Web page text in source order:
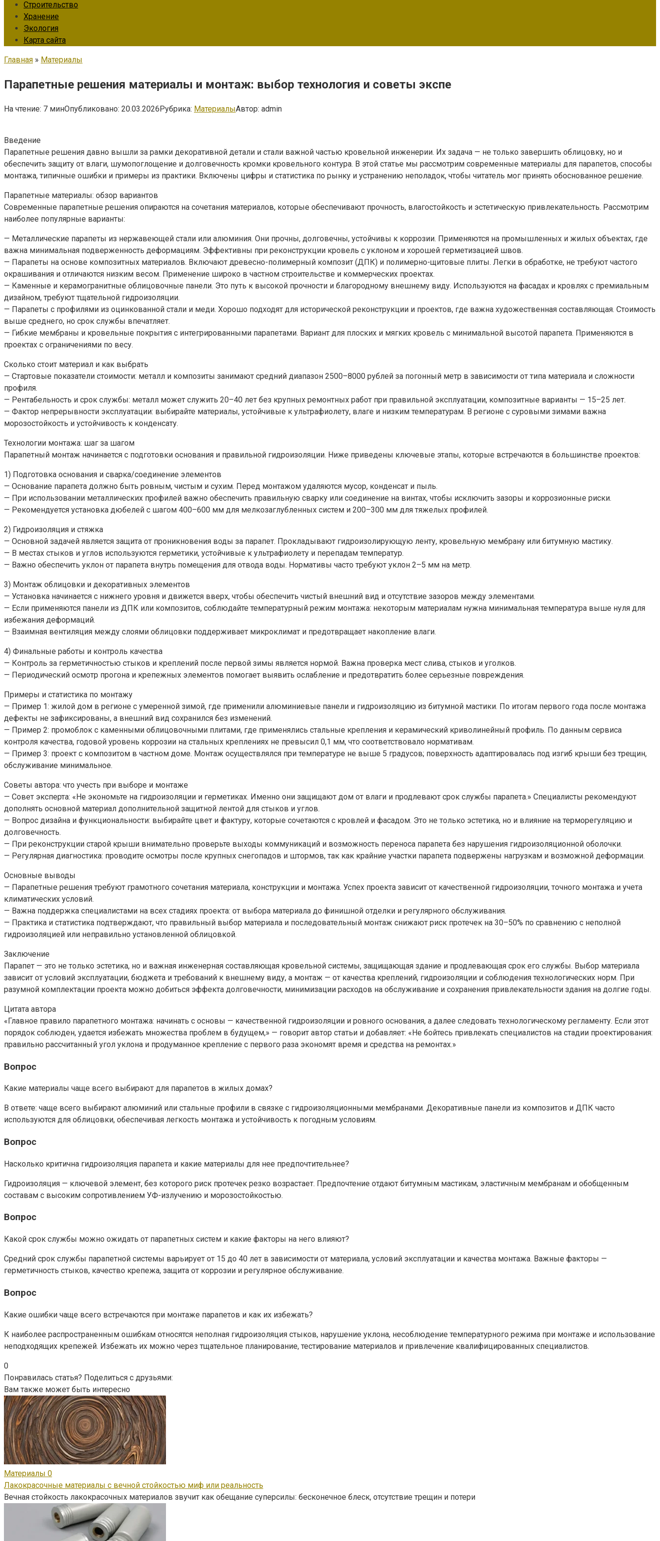
Строительство
Хранение
Экология
Карта сайта
Главная » Материалы
Парапетные решения материалы и монтаж: выбор технология и советы экспе
На чтение: 7 минОпубликовано: 20.03.2026Рубрика: МатериалыАвтор: admin
Введение
Парапетные решения давно вышли за рамки декоративной детали и стали важной частью кровельной инженерии. Их задача — не только завершить облицовку, но и
обеспечить защиту от влаги, шумопоглощение и долговечность кромки кровельного контура. В этой статье мы рассмотрим современные материалы для парапетов, способы
монтажа, типичные ошибки и примеры из практики. Включены цифры и статистика по рынку и устранению неполадок, чтобы читатель мог принять обоснованное решение.
Парапетные материалы: обзор вариантов
Современные парапетные решения опираются на сочетания материалов, которые обеспечивают прочность, влагостойкость и эстетическую привлекательность. Рассмотрим
наиболее популярные варианты:
— Металлические парапеты из нержавеющей стали или алюминия. Они прочны, долговечны, устойчивы к коррозии. Применяются на промышленных и жилых объектах, где
важна минимальная подверженность деформациям. Эффективны при реконструкции кровель с уклоном и хорошей герметизацией швов.
— Парапеты на основе композитных материалов. Включают древесно-полимерный композит (ДПК) и полимерно-щитовые плиты. Легки в обработке, не требуют частого
окрашивания и отличаются низким весом. Применение широко в частном строительстве и коммерческих проектах.
— Каменные и керамогранитные облицовочные панели. Это путь к высокой прочности и благородному внешнему виду. Используются на фасадах и кровлях с премиальным
дизайном, требуют тщательной гидроизоляции.
— Парапеты с профилями из оцинкованной стали и меди. Хорошо подходят для исторической реконструкции и проектов, где важна художественная составляющая. Стоимость
выше среднего, но срок службы впечатляет.
— Гибкие мембраны и кровельные покрытия с интегрированными парапетами. Вариант для плоских и мягких кровель с минимальной высотой парапета. Применяются в
проектах с ограничениями по весу.
Сколько стоит материал и как выбрать
— Стартовые показатели стоимости: металл и композиты занимают средний диапазон 2500–8000 рублей за погонный метр в зависимости от типа материала и сложности
профиля.
— Рентабельность и срок службы: металл может служить 20–40 лет без крупных ремонтных работ при правильной эксплуатации, композитные варианты — 15–25 лет.
— Фактор непрерывности эксплуатации: выбирайте материалы, устойчивые к ультрафиолету, влаге и низким температурам. В регионе с суровыми зимами важна
морозостойкость и устойчивость к конденсату.
Технологии монтажа: шаг за шагом
Парапетный монтаж начинается с подготовки основания и правильной гидроизоляции. Ниже приведены ключевые этапы, которые встречаются в большинстве проектов:
1) Подготовка основания и сварка/соединение элементов
— Основание парапета должно быть ровным, чистым и сухим. Перед монтажом удаляются мусор, конденсат и пыль.
— При использовании металлических профилей важно обеспечить правильную сварку или соединение на винтах, чтобы исключить зазоры и коррозионные риски.
— Рекомендуется установка дюбелей с шагом 400–600 мм для мелкозаглубленных систем и 200–300 мм для тяжелых профилей.
2) Гидроизоляция и стяжка
— Основной задачей является защита от проникновения воды за парапет. Прокладывают гидроизолирующую ленту, кровельную мембрану или битумную мастику.
— В местах стыков и углов используются герметики, устойчивые к ультрафиолету и перепадам температур.
— Важно обеспечить уклон от парапета внутрь помещения для отвода воды. Нормативы часто требуют уклон 2–5 мм на метр.
3) Монтаж облицовки и декоративных элементов
— Установка начинается с нижнего уровня и движется вверх, чтобы обеспечить чистый внешний вид и отсутствие зазоров между элементами.
— Если применяются панели из ДПК или композитов, соблюдайте температурный режим монтажа: некоторым материалам нужна минимальная температура выше нуля для
избежания деформаций.
— Взаимная вентиляция между слоями облицовки поддерживает микроклимат и предотвращает накопление влаги.
4) Финальные работы и контроль качества
— Контроль за герметичностью стыков и креплений после первой зимы является нормой. Важна проверка мест слива, стыков и уголков.
— Периодический осмотр прогона и крепежных элементов помогает выявить ослабление и предотвратить более серьезные повреждения.
Примеры и статистика по монтажу
— Пример 1: жилой дом в регионе с умеренной зимой, где применили алюминиевые панели и гидроизоляцию из битумной мастики. По итогам первого года после монтажа
дефекты не зафиксированы, а внешний вид сохранился без изменений.
— Пример 2: промоблок с каменными облицовочными плитами, где применялись стальные крепления и керамический криволинейный профиль. По данным сервиса
контроля качества, годовой уровень коррозии на стальных креплениях не превысил 0,1 мм, что соответствовало нормативам.
— Пример 3: проект с композитом в частном доме. Монтаж осуществлялся при температуре не выше 5 градусов; поверхность адаптировалась под изгиб крыши без трещин,
обслуживание минимальное.
Советы автора: что учесть при выборе и монтаже
— Совет эксперта: «Не экономьте на гидроизоляции и герметиках. Именно они защищают дом от влаги и продлевают срок службы парапета.» Специалисты рекомендуют
дополнять основной материал дополнительной защитной лентой для стыков и углов.
— Вопрос дизайна и функциональности: выбирайте цвет и фактуру, которые сочетаются с кровлей и фасадом. Это не только эстетика, но и влияние на терморегуляцию и
долговечность.
— При реконструкции старой крыши внимательно проверьте выходы коммуникаций и возможность переноса парапета без нарушения гидроизоляционной оболочки.
— Регулярная диагностика: проводите осмотры после крупных снегопадов и штормов, так как крайние участки парапета подвержены нагрузкам и возможной деформации.
Основные выводы
— Парапетные решения требуют грамотного сочетания материала, конструкции и монтажа. Успех проекта зависит от качественной гидроизоляции, точного монтажа и учета
климатических условий.
— Важна поддержка специалистами на всех стадиях проекта: от выбора материала до финишной отделки и регулярного обслуживания.
— Практика и статистика подтверждают, что правильный выбор материала и последовательный монтаж снижают риск протечек на 30–50% по сравнению с неполной
гидроизоляцией или неправильно установленной облицовкой.
Заключение
Парапет — это не только эстетика, но и важная инженерная составляющая кровельной системы, защищающая здание и продлевающая срок его службы. Выбор материала
зависит от условий эксплуатации, бюджета и требований к внешнему виду, а монтаж — от качества креплений, гидроизоляции и соблюдения технологических норм. При
разумной комплектации проекта можно добиться эффекта долговечности, минимизации расходов на обслуживание и сохранения привлекательности здания на долгие годы.
Цитата автора
«Главное правило парапетного монтажа: начинать с основы — качественной гидроизоляции и ровного основания, а далее следовать технологическому регламенту. Если этот
порядок соблюден, удается избежать множества проблем в будущем,» — говорит автор статьи и добавляет: «Не бойтесь привлекать специалистов на стадии проектирования:
правильно рассчитанный угол уклона и продуманное крепление с первого раза экономят время и средства на ремонтах.»
Вопрос
Какие материалы чаще всего выбирают для парапетов в жилых домах?
В ответе: чаще всего выбирают алюминий или стальные профили в связке с гидроизоляционными мембранами. Декоративные панели из композитов и ДПК часто
используются для облицовки, обеспечивая легкость монтажа и устойчивость к погодным условиям.
Вопрос
Насколько критична гидроизоляция парапета и какие материалы для нее предпочтительнее?
Гидроизоляция — ключевой элемент, без которого риск протечек резко возрастает. Предпочтение отдают битумным мастикам, эластичным мембранам и обобщенным
составам с высоким сопротивлением УФ-излучению и морозостойкостью.
Вопрос
Какой срок службы можно ожидать от парапетных систем и какие факторы на него влияют?
Средний срок службы парапетной системы варьирует от 15 до 40 лет в зависимости от материала, условий эксплуатации и качества монтажа. Важные факторы —
герметичность стыков, качество крепежа, защита от коррозии и регулярное обслуживание.
Вопрос
Какие ошибки чаще всего встречаются при монтаже парапетов и как их избежать?
К наиболее распространенным ошибкам относятся неполная гидроизоляция стыков, нарушение уклона, несоблюдение температурного режима при монтаже и использование
неподходящих крепежей. Избежать их можно через тщательное планирование, тестирование материалов и привлечение квалифицированных специалистов.
0
Понравилась статья? Поделиться с друзьями:
Вам также может быть интересно
Материалы 0
Лакокрасочные материалы с вечной стойкостью миф или реальность
Вечная стойкость лакокрасочных материалов звучит как обещание суперсилы: бесконечное блеск, отсутствие трещин и потери